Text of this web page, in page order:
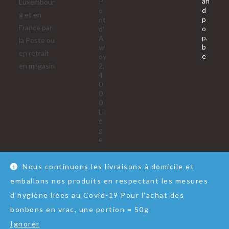
Nous continuons les livraisons à domicile et
emballons nos produits en respectant les mesures
d’hygiène liées au Covid-19 Pour l'achat des
bonbons en vrac, une portion = 50g
Ignorer
Luxembour
g et en
France par
la Poste ou
en retrait
en magasin
o
nt
d'
A
vr
oy
2,
4
0
0
0
Li
è
g
e
d
p
o
p.
b
eS’ouvre
Nous contacter Conditions Générales de Vente